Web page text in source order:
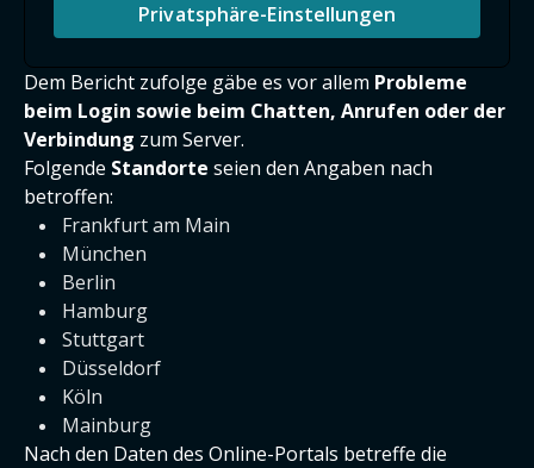
Privatsphäre-Einstellungen
Dem Bericht zufolge gäbe es vor allem Probleme
beim Login sowie beim Chatten, Anrufen oder der
Verbindung zum Server.
Folgende Standorte seien den Angaben nach
betroffen:
Frankfurt am Main
München
Berlin
Hamburg
Stuttgart
Düsseldorf
Köln
Mainburg
Nach den Daten des Online-Portals betreffe die